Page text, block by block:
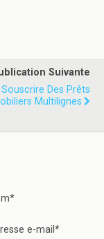
Suivante
Souscrire Des Prêts
Multilignes
e-mail*